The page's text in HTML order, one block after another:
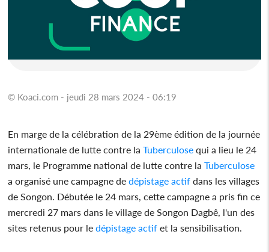
© Koaci.com - jeudi 28 mars 2024 - 06:19
En marge de la célébration de la 29ème édition de la journée
internationale de lutte contre laTuberculose qui a lieu le 24
mars, le Programme national de lutte contre laTuberculose
a organisé une campagne de dépistage actif dans les villages
de Songon. Débutée le 24 mars, cette campagne a pris fin ce
mercredi 27 mars dans le village de Songon Dagbê, l'un des
sites retenus pour le dépistage actif et la sensibilisation.